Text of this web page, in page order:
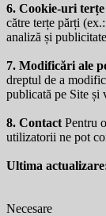
6. Cookie-uri terțe
către terțe părți
analiză și
7. Modificări ale
dreptul de a
publicată pe Site
8. Contact Pentru
utilizatorii ne pot
Ultima
Necesare